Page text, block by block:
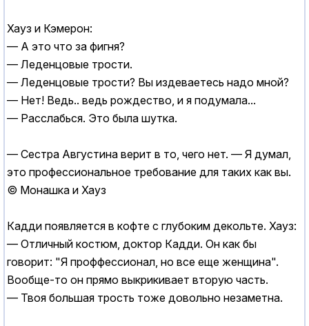
Хауз и Кэмерон:
— А это что за фигня?
— Леденцовые трости.
— Леденцовые трости? Вы издеваетесь надо мной?
— Нет! Ведь.. ведь рождество, и я подумала...
— Расслабься. Это была шутка.
— Сестра Августина верит в то, чего нет. — Я думал,
это профессиональное требование для таких как вы.
© Монашка и Хауз
Кадди появляется в кофте с глубоким декольте. Хауз:
— Отличный костюм, доктор Кадди. Он как бы
говорит: "Я проффессионал, но все еще женщина".
Вообще-то он прямо выкрикивает вторую часть.
— Твоя большая трость тоже довольно незаметна.